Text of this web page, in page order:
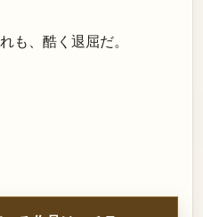
も、酷く退屈だ。